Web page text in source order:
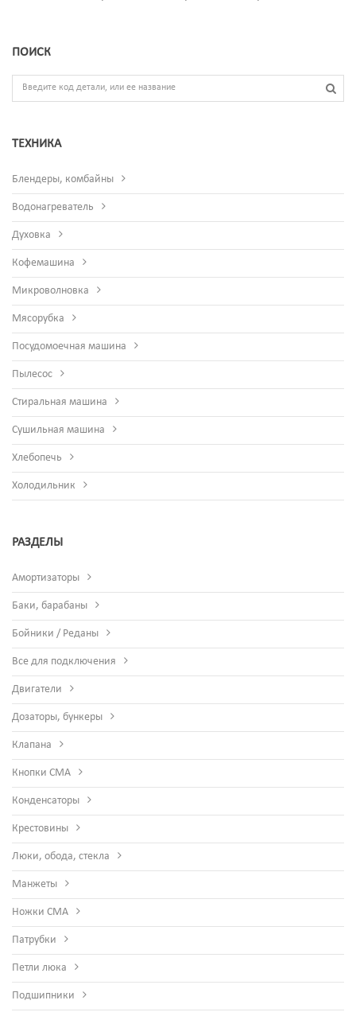
ПОИСК
ТЕХНИКА
Блендеры, комбайны
Водонагреватель
Духовка
Кофемашина
Микроволновка
Мясорубка
Посудомоечная машина
Пылесос
Стиральная машина
Сушильная машина
Хлебопечь
Холодильник
РАЗДЕЛЫ
Амортизаторы
Баки, барабаны
Бойники / Реданы
Все для подключения
Двигатели
Дозаторы, бункеры
Клапана
Кнопки СМА
Конденсаторы
Крестовины
Люки, обода, стекла
Манжеты
Ножки СМА
Патрубки
Петли люка
Подшипники